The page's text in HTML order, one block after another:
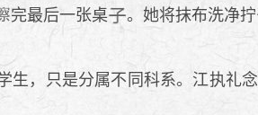
完最后一张桌 。她将抹布洗净拧
，只是分属不同科系。江执礼念